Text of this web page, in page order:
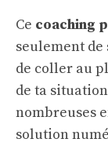
Ce coaching
seulement de
de coller au
de ta
nombreuses
solution